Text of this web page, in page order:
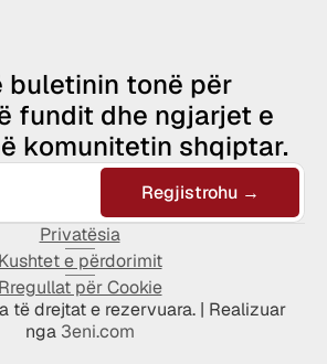
buletinin tonë për
fundit dhe ngjarjet e
komunitetin shqiptar.
Privatësia
Kushtet e përdorimit
Rregullat për Cookie
të drejtat e rezervuara. | Realizuar
nga 3eni.com